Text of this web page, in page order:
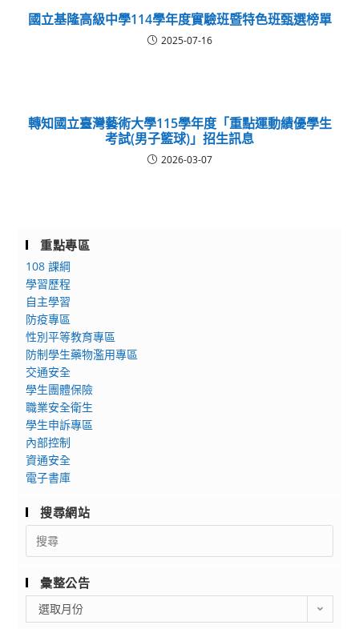
國立基隆高級中學114學年度實驗班暨特色班甄選榜單
2025-07-16
轉知國立臺灣藝術大學115學年度「重點運動績優學生
考試(男子籃球)」招生訊息
2026-03-07
重點專區
108 課綱
學習歷程
自主學習
防疫專區
性別平等教育專區
防制學生藥物濫用專區
交通安全
學生團體保險
職業安全衛生
學生申訴專區
內部控制
資通安全
電子書庫
搜尋網站
Search
for:
彙整公告
整
選取月份